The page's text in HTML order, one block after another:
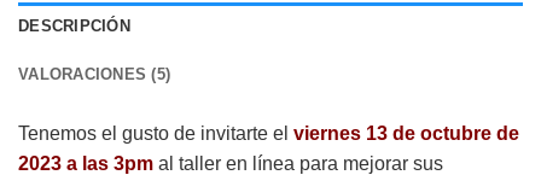
DESCRIPCIÓN
VALORACIONES (5)
Tenemos el gusto de invitarte el viernes 13 de octubre de
2023 a las 3pm al taller en línea para mejorar sus